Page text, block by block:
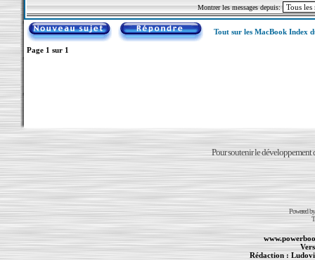
Montrer les messages depuis:
Tout sur les MacBook Index
Page 1 sur 1
Pour soutenir le développement
Powered
Rédaction :